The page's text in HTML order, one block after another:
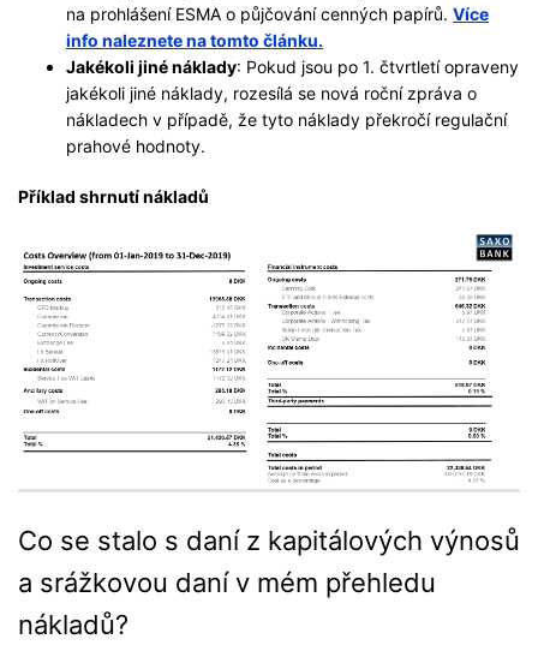
na prohlášení ESMA o půjčování cenných papírů. Více
info naleznete na tomto článku.
Jakékoli jiné náklady: Pokud jsou po 1. čtvrtletí opraveny
jakékoli jiné náklady, rozesílá se nová roční zpráva o
nákladech v případě, že tyto náklady překročí regulační
prahové hodnoty.
Příklad shrnutí nákladů
Co se stalo s daní z kapitálových výnosů
a srážkovou daní v mém přehledu
nákladů?